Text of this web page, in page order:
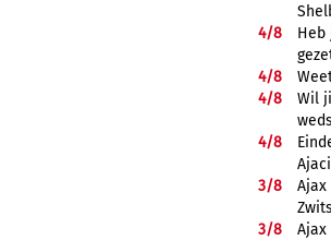
4/8
Heb
4/8
4/8
Wil
4/8
3/8
3/8